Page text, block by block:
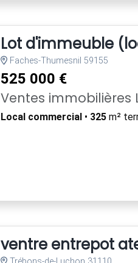
Lot d'immeuble
Faches-Thumesnil 59155
525 000 €
Ventes
Local commercial • 325m²
ventre entrepot